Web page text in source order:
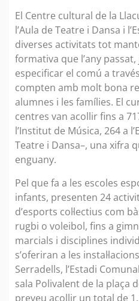
El Centre cultural de la
l’Aula de Teatre i Dansa i
diverses activitats tot
formativa que l’any
especificar el comú a
compten amb molt bona
alumnes i les famílies. El
centres van acollir fins a
l’Institut de Música, 264 a
Teatre i Dansa–, una xifra
enguany.
Pel que fa a les escoles
infants, presenten 24
d’esports col·lectius com
rugbi o voleibol, fins a
marcials i disciplines
s’oferiran a les
Serradells, l’Estadi
sala Polivalent de la plaça
preveu acollir un total de